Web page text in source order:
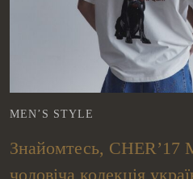
MEN’S STYLE
Знайомтесь, CHER’17
чоловіча колекція